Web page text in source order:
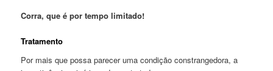
Corra, que é por tempo limitado!
Tratamento
Por mais que possa parecer uma condição constrangedora, a